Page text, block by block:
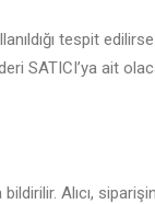
tespit
SATICI’ya ait
Alıcı,